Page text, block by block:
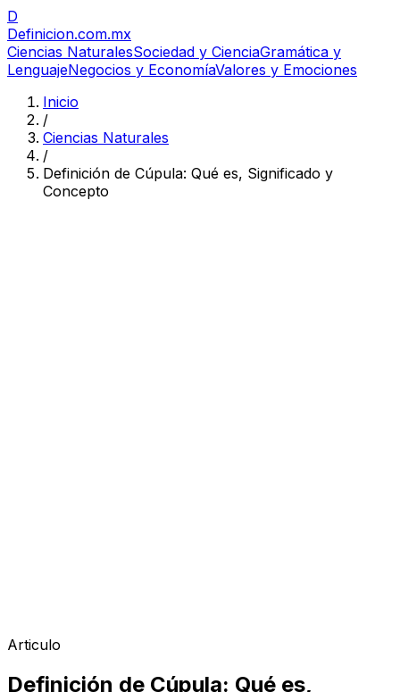
D
Definicion.com.mx
Ciencias NaturalesSociedad y CienciaGramática y
LenguajeNegocios y EconomíaValores y Emociones
Inicio
/
Ciencias Naturales
/
Definición de Cúpula: Qué es, Significado y
Concepto
Articulo
Definición de Cúpula: Qué es,